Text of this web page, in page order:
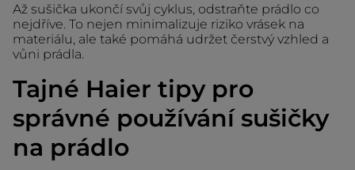
Až sušička ukončí svůj cyklus, odstraňte prádlo co
nejdříve. To nejen minimalizuje riziko vrásek na
materiálu, ale také pomáhá udržet čerstvý vzhled a
vůni prádla.
Tajné Haier tipy pro
správné používání sušičky
na prádlo